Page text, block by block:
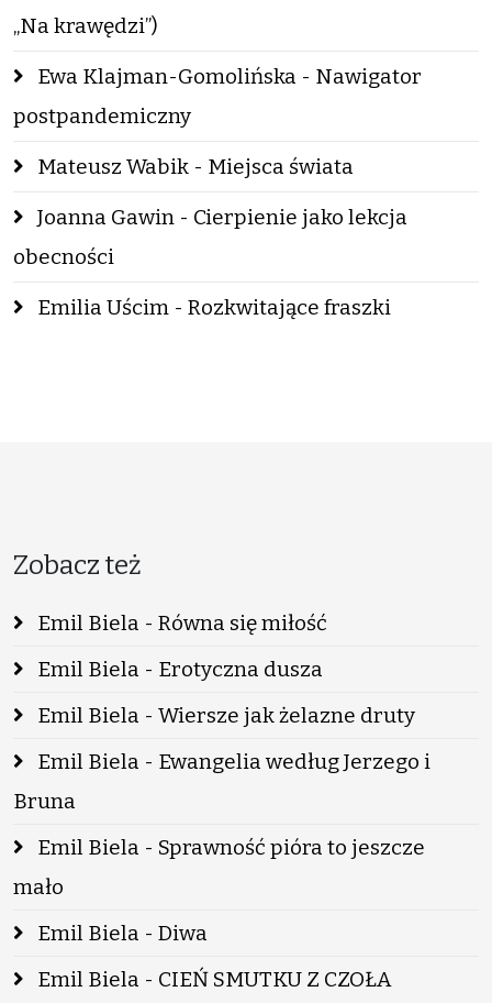
„Na krawędzi”)
Ewa Klajman-Gomolińska - Nawigator
postpandemiczny
Mateusz Wabik - Miejsca świata
Joanna Gawin - Cierpienie jako lekcja
obecności
Emilia Uścim - Rozkwitające fraszki
Zobacz też
Emil Biela - Równa się miłość
Emil Biela - Erotyczna dusza
Emil Biela - Wiersze jak żelazne druty
Emil Biela - Ewangelia według Jerzego i
Bruna
Emil Biela - Sprawność pióra to jeszcze
mało
Emil Biela - Diwa
Emil Biela - CIEŃ SMUTKU Z CZOŁA